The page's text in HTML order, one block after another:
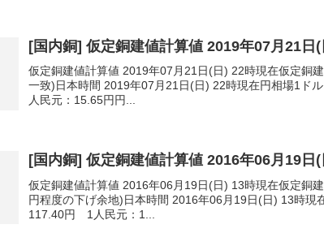
[国内銅] 仮定銅建値計算値 2019年07月21日
仮定銅建値計算値 2019年07月21日(日) 22時現在仮定銅
一致)日本時間 2019年07月21日(日) 22時現在円相場1
人民元：15.65円円...
[国内銅] 仮定銅建値計算値 2016年06月19日
仮定銅建値計算値 2016年06月19日(日) 13時現在仮定銅
円程度の下げ余地)日本時間 2016年06月19日(日) 13時
117.40円 1人民元：1...